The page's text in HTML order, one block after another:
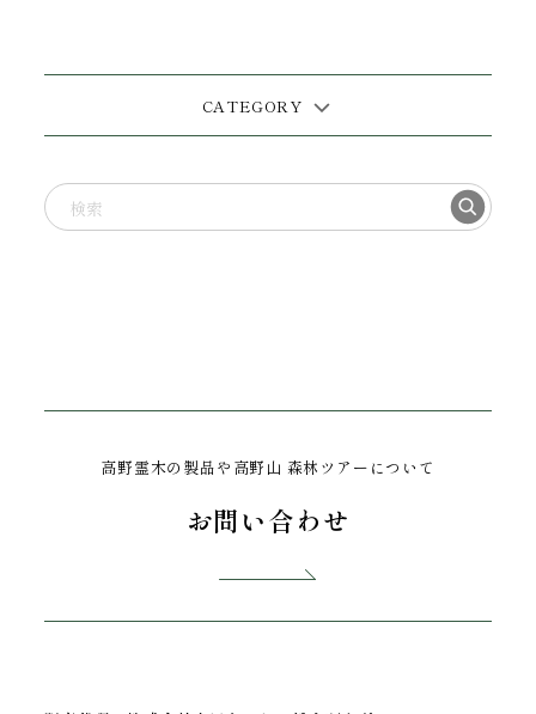
CATEGORY
高野霊木の製品や高野山 森林ツアーについて
お問い合わせ